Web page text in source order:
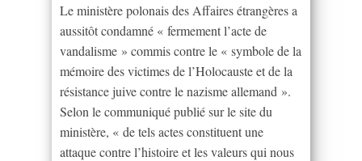
Le ministère polonais des Affaires étrangères a
aussitôt condamné « fermement l’acte de
vandalisme » commis contre le « symbole de la
mémoire des victimes de l’Holocauste et de la
résistance juive contre le nazisme allemand ».
Selon le communiqué publié sur le site du
ministère, « de tels actes constituent une
attaque contre l’histoire et les valeurs qui nous